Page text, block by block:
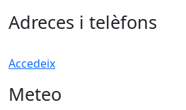
Adreces i telèfons
Accedeix
Meteo